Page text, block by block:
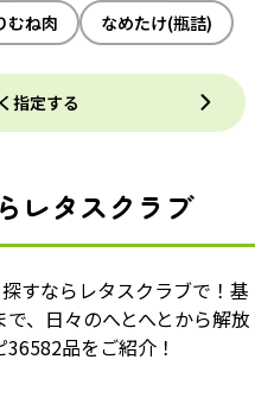
むね肉 なめたけ(瓶詰)
指定する
レタスクラブ
すならレタスクラブで！基
、日々のへとへとから解放
品をご紹介！